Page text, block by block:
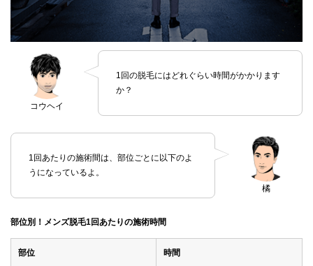
コウヘイ
1回の脱毛にはどれぐらい時間がかかります
か？
橘
1回あたりの施術間は、部位ごとに以下のよ
うになっているよ。
部位別！メンズ脱毛1回あたりの施術時間
部位 時間